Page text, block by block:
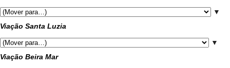
▼
Viação Santa Luzia
▼
Viação Beira Mar